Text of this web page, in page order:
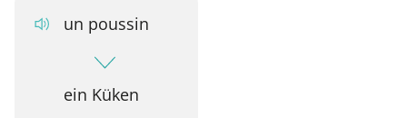
un poussin
ein Küken